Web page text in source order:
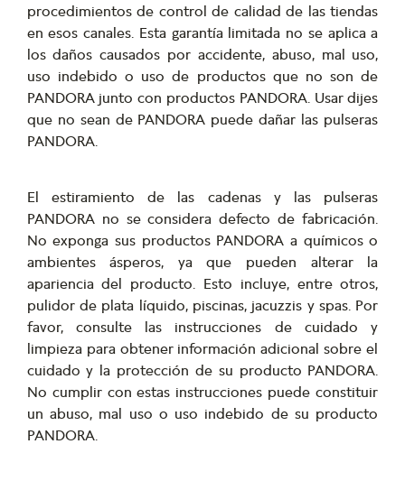
procedimientos de control de calidad de las tiendas
en esos canales. Esta garantía limitada no se aplica a
los daños causados por accidente, abuso, mal uso,
uso indebido o uso de productos que no son de
PANDORA junto con productos PANDORA. Usar dijes
que no sean de PANDORA puede dañar las pulseras
PANDORA.
El estiramiento de las cadenas y las pulseras
PANDORA no se considera defecto de fabricación.
No exponga sus productos PANDORA a químicos o
ambientes ásperos, ya que pueden alterar la
apariencia del producto. Esto incluye, entre otros,
pulidor de plata líquido, piscinas, jacuzzis y spas. Por
favor, consulte las instrucciones de cuidado y
limpieza para obtener información adicional sobre el
cuidado y la protección de su producto PANDORA.
No cumplir con estas instrucciones puede constituir
un abuso, mal uso o uso indebido de su producto
PANDORA.